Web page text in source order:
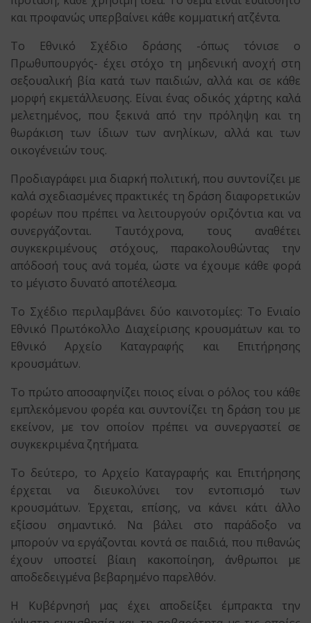
και προφανώς υπερβαίνει κάθε κομματική ατζέντα.
Tο Εθνικό Σχέδιο δράσης -όπως τόνισε ο
Πρωθυπουργός- έχει στόχο τη μηδενική ανοχή στη
σεξουαλική βία κατά των παιδιών, αλλά και σε κάθε
μορφή εκμετάλλευσης. Είναι ένας οδικός χάρτης καλά
μελετημένος, που ξεκινά από την πρόληψη και τη
θωράκιση των ίδιων των ανηλίκων, αλλά και των
οικογένειών τους.
Προδιαγράφει μια διαρκή πολιτική, που συντονίζει με
καλά σχεδιασμένες πρακτικές τη δράση διαφορετικών
φορέων που πρέπει να λειτουργούν οριζόντια και να
συνεργάζονται. Ταυτόχρονα, τους αναθέτει
συγκεκριμένους στόχους, παρακολουθώντας την
απόδοσή τους ανά τομέα, ώστε να έχουμε κάθε φορά
το μέγιστο δυνατό αποτέλεσμα.
Το Σχέδιο περιλαμβάνει δύο καινοτομίες: Το Ενιαίο
Εθνικό Πρωτόκολλο Διαχείρισης κρουσμάτων και το
Εθνικό Αρχείο Καταγραφής και Επιτήρησης
κρουσμάτων.
Το πρώτο αποσαφηνίζει ποιος είναι ο ρόλος του κάθε
εμπλεκόμενου φορέα και συντονίζει τη δράση του με
εκείνον, με τον οποίον πρέπει να συνεργαστεί σε
συγκεκριμένα ζητήματα.
Το δεύτερο, το Αρχείο Καταγραφής και Επιτήρησης
έρχεται να διευκολύνει τον εντοπισμό των
κρουσμάτων. Έρχεται, επίσης, να κάνει κάτι άλλο
εξίσου σημαντικό. Να βάλει στο παράδοξο να
μπορούν να εργάζονται κοντά σε παιδιά, που πιθανώς
έχουν υποστεί βίαιη κακοποίηση, άνθρωποι με
αποδεδειγμένα βεβαρημένο παρελθόν.
Η Κυβέρνησή μας έχει αποδείξει έμπρακτα την